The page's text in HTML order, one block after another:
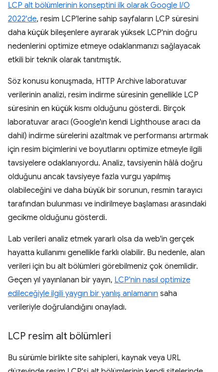
LCP alt bölümlerinin konseptini ilk olarak Google I/O
2022'de, resim LCP'lerine sahip sayfaların LCP süresini
daha küçük bileşenlere ayırarak yüksek LCP'nin doğru
nedenlerini optimize etmeye odaklanmanızı sağlayacak
etkili bir teknik olarak tanıtmıştık.
Söz konusu konuşmada, HTTP Archive laboratuvar
verilerinin analizi, resim indirme süresinin genellikle LCP
süresinin en küçük kısmı olduğunu gösterdi. Birçok
laboratuvar aracı (Google'ın kendi Lighthouse aracı da
dahil) indirme sürelerini azaltmak ve performansı artırmak
için resim biçimlerini ve boyutlarını optimize etmeyle ilgili
tavsiyelere odaklanıyordu. Analiz, tavsiyenin hâlâ doğru
olduğunu ancak tavsiyeye fazla vurgu yapılmış
olabileceğini ve daha büyük bir sorunun, resmin tarayıcı
tarafından bulunması ve indirilmeye başlaması arasındaki
gecikme olduğunu gösterdi.
Lab verileri analiz etmek yararlı olsa da web'in gerçek
hayatta kullanımı genellikle farklı olabilir. Bu nedenle, alan
verileri için bu alt bölümleri görebilmeniz çok önemlidir.
Geçen yıl yayınlanan bir yayın, LCP'nin nasıl optimize
edileceğiyle ilgili yaygın bir yanlış anlamanın saha
verileriyle doğrulandığını onayladı.
LCP resim alt bölümleri
Bu sürümle birlikte site sahipleri, kaynak veya URL